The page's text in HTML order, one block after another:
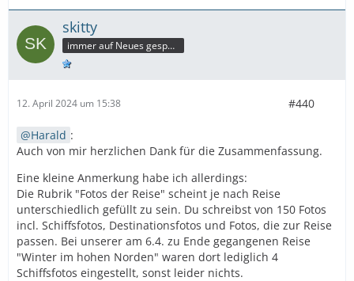
skitty
immer auf Neues gespannt
12. April 2024 um 15:38 #440
Harald :
Auch von mir herzlichen Dank für die Zusammenfassung.
Eine kleine Anmerkung habe ich allerdings:
Die Rubrik "Fotos der Reise" scheint je nach Reise
unterschiedlich gefüllt zu sein. Du schreibst von 150 Fotos
incl. Schiffsfotos, Destinationsfotos und Fotos, die zur Reise
passen. Bei unserer am 6.4. zu Ende gegangenen Reise
"Winter im hohen Norden" waren dort lediglich 4
Schiffsfotos eingestellt, sonst leider nichts.